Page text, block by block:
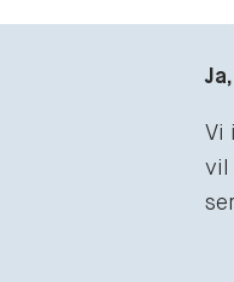
Vi
vil